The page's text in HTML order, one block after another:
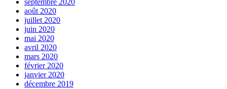
août 2020
juillet 2020
juin 2020
mai 2020
avril 2020
mars 2020
février 2020
janvier 2020
décembre 2019